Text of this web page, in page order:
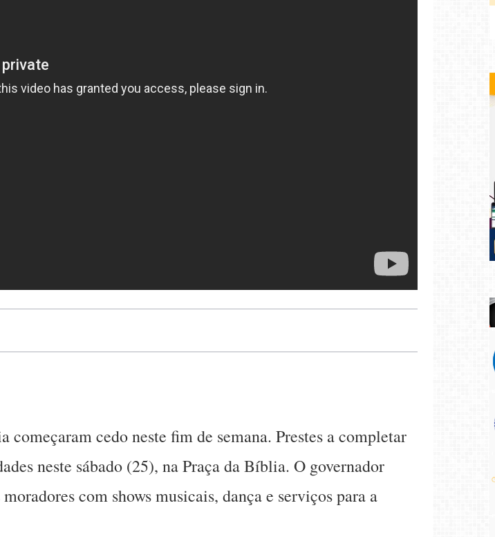
cedo neste fim de semana. Prestes a completar
neste sábado (25), na Praça da Bíblia. O governador
com shows musicais, dança e serviços para a